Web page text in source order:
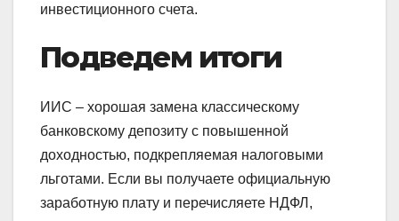
инвестиционного счета.
Подведем итоги
ИИС – хорошая замена классическому
банковскому депозиту с повышенной
доходностью, подкрепляемая налоговыми
льготами. Если вы получаете официальную
заработную плату и перечисляете НДФЛ,